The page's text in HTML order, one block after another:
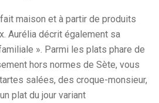
maison et à partir de produits
Aurélia décrit également sa
». Parmi les plats phare de
hors normes de Sète, vous
salées, des croque-monsieur,
plat du jour variant